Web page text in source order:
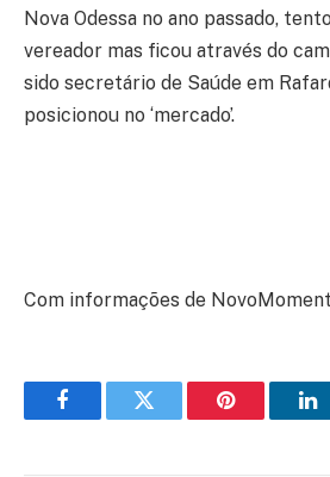
Nova Odessa no ano passado,
vereador mas ficou através do
sido secretário de Saúde em
posicionou no ‘mercado’.
Com informações de
FacebookTwitter Pinterest